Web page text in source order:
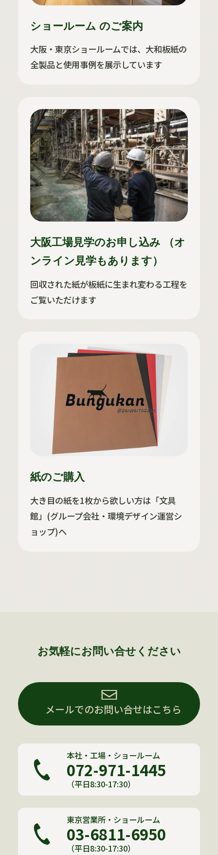
ショールーム のご案内
大阪・東京ショールームでは、大和板紙の
全製品と使用事例を展示しています
大阪工場見学のお申し込み （オ
ンライン見学もあります）
回収された紙が板紙に生まれ変わる工程を
ご覧いただけます
紙のご購入
大き目の紙を1枚から欲しい方は「文具
館」(グループ会社・環境デザイン運営シ
ョップ)へ
お気軽にお問い合せください
メールでのお問い合せはこちら
本社・工場・ショールーム
072-971-1445
（平日8:30-17:30）
東京営業所・ショールーム
03-6811-6950
（平日8:30-17:30）